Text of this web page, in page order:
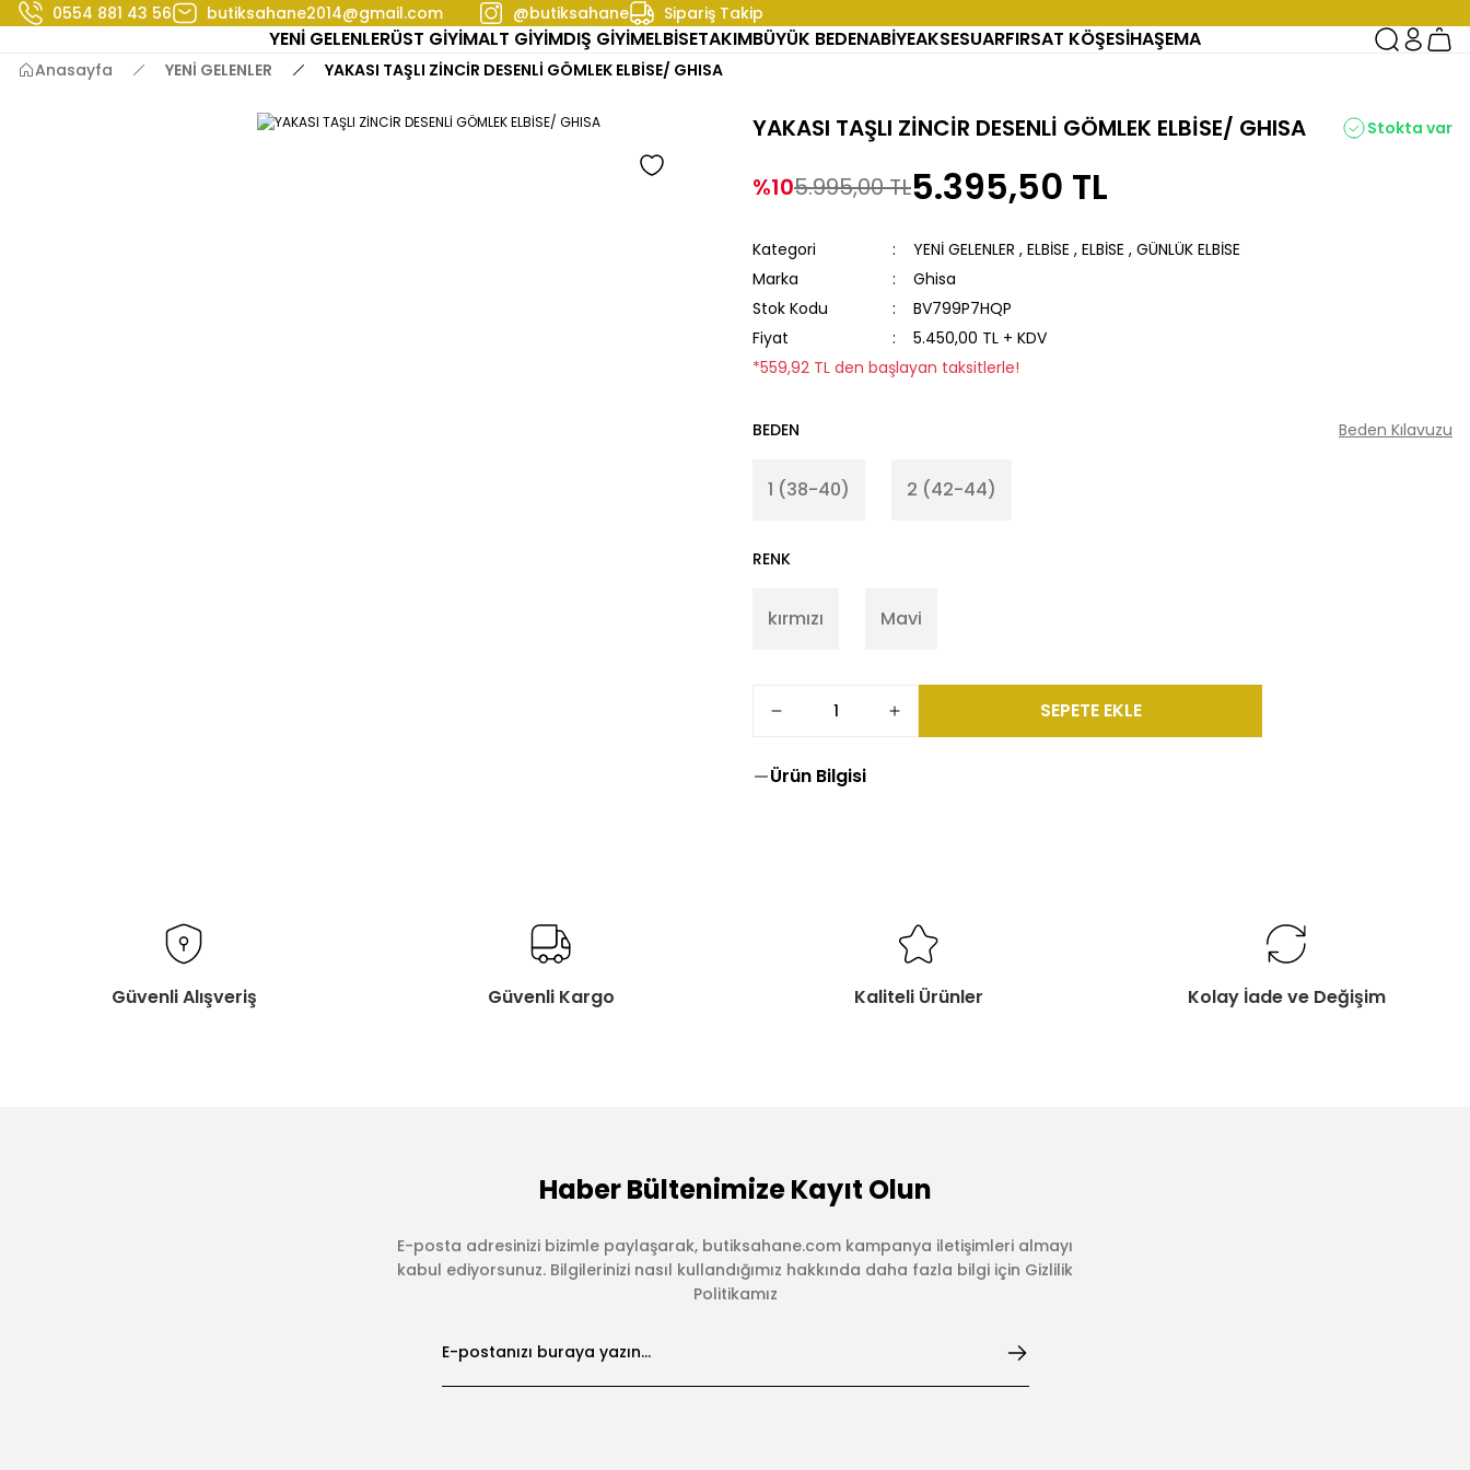
0554 881 43 56 butiksahane2014@gmail.com @butiksahane Sipariş Takip
YENİ GELENLERÜST GİYİMALT GİYİMDIŞ GİYİMELBİSETAKIMBÜYÜK BEDENABİYEAKSESUARFIRSAT KÖŞESİHAŞEMA
Anasayfa YENİ GELENLER YAKASI TAŞLI ZİNCİR DESENLİ GÖMLEK ELBİSE/ GHISA
YAKASI TAŞLI ZİNCİR DESENLİ GÖMLEK ELBİSE/ GHISA Stokta var
%105.995,00 TL5.395,50 TL
Kategori YENİ GELENLER , ELBİSE , ELBİSE , GÜNLÜK ELBİSE
Marka
Ghisa
Stok Kodu
BV799P7HQP
Fiyat
5.450,00 TL + KDV
*559,92 TL den başlayan taksitlerle!
BEDEN
1 (38-40) 2 (42-44)
RENK
kırmızı Mavi
Beden Kılavuzu
SEPETE EKLE
Ürün Bilgisi
Güvenli Alışveriş Güvenli Kargo Kaliteli Ürünler Kolay İade ve Değişim
Haber Bültenimize Kayıt Olun
E-posta adresinizi bizimle paylaşarak, butiksahane.com kampanya iletişimleri almayı
kabul ediyorsunuz. Bilgilerinizi nasıl kullandığımız hakkında daha fazla bilgi için Gizlilik
Politikamız